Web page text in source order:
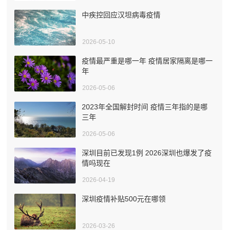
中疾控回应汉坦病毒疫情
2026-05-10
疫情最严重是哪一年 疫情居家隔离是哪一
年
2026-05-06
2023年全国解封时间 疫情三年指的是哪
三年
2026-05-06
深圳目前已发现1例 2026深圳也爆发了疫
情吗现在
2026-04-19
深圳疫情补贴500元在哪领
2026-03-26